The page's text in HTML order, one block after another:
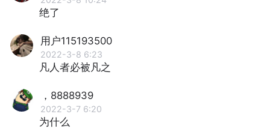
绝了
用户115193500
2022-3-8 6:23
凡人者必被凡之
，8888939
2022-3-7 6:20
为什么